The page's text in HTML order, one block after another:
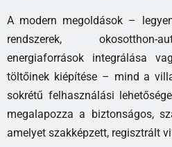
A modern megoldások –
rendszerek, okosotthon-
energiaforrások integrálása
töltőinek kiépítése – mind a
sokrétű felhasználási
megalapozza a biztonságos,
amelyet szakképzett, regisztrált